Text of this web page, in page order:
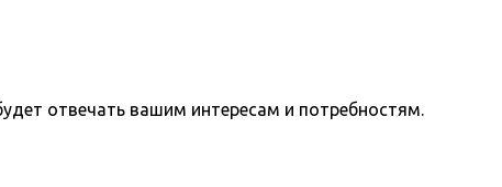
отвечать вашим интересам и потребностям.